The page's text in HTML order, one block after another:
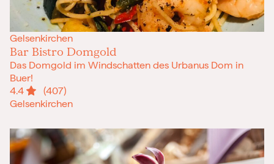
Gelsenkirchen
Bar Bistro Domgold
Das Domgold im Windschatten des Urbanus Dom in
Buer!
4.4
(407)
Gelsenkirchen